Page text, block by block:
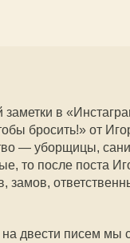
заметки в
бросить!» от
— уборщицы,
то после поста
замов,
двести писем мы